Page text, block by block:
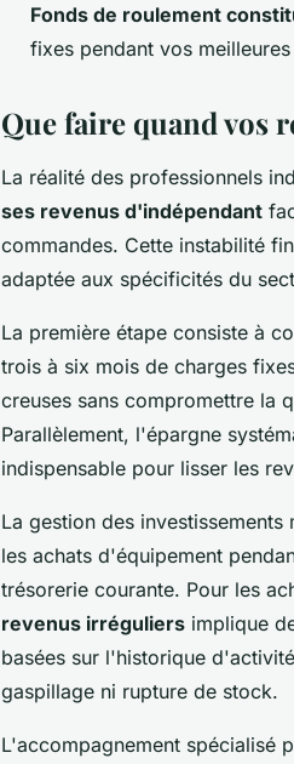
Fonds de roulement
fixes pendant vos
Que faire quand vos
La réalité des professionnels
ses revenus d'indépendant
commandes. Cette instabilité
adaptée aux spécificités du
La première étape consiste à
trois à six mois de charges
creuses sans compromettre la
Parallèlement, l'épargne
indispensable pour lisser les
La gestion des
les achats d'équipement
trésorerie courante. Pour les
revenus irréguliers implique
basées sur l'historique
gaspillage ni rupture de stock.
L'accompagnement spécialisé